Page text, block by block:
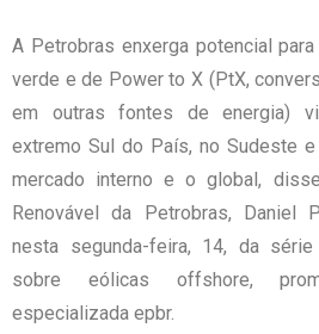
A Petrobras enxerga potencial
verde e de Power to X (PtX,
em outras fontes de energia)
extremo Sul do País, no Sudeste
mercado interno e o global,
Renovável da Petrobras, Daniel
nesta segunda-feira, 14, da
sobre eólicas offshore,
especializada epbr.